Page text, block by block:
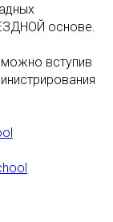
основе.
вступив